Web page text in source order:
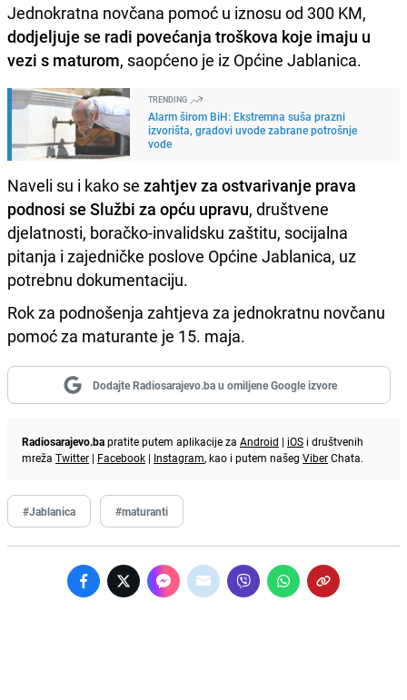
Jednokratna novčana pomoć u iznosu od 300 KM,
dodjeljuje se radi povećanja troškova koje imaju u
vezi s maturom, saopćeno je iz Općine Jablanica.
TRENDING
Alarm širom BiH: Ekstremna suša prazni
izvorišta, gradovi uvode zabrane potrošnje
vode
Naveli su i kako se zahtjev za ostvarivanje prava
podnosi se Službi za opću upravu, društvene
djelatnosti, boračko-invalidsku zaštitu, socijalna
pitanja i zajedničke poslove Općine Jablanica, uz
potrebnu dokumentaciju.
Rok za podnošenja zahtjeva za jednokratnu novčanu
pomoć za maturante je 15. maja.
Dodajte Radiosarajevo.ba u omiljene Google izvore
Radiosarajevo.bapratite putem aplikacije za Android | iOS i društvenih
mreža Twitter | Facebook | Instagram, kao i putem našeg ViberChata.
#Jablanica #maturanti